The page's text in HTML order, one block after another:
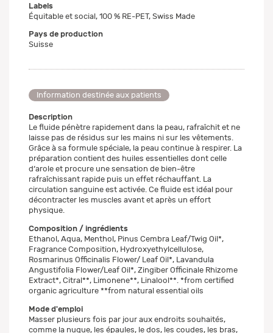
Labels
Équitable et social, 100 % RE-PET, Swiss Made
Pays de production
Suisse
Information destinée aux patients
Description
Le fluide pénètre rapidement dans la peau, rafraîchit et ne
laisse pas de résidus sur les mains ni sur les vêtements.
Grâce à sa formule spéciale, la peau continue à respirer. La
préparation contient des huiles essentielles dont celle
d‘arole et procure une sensation de bien-être
rafraîchissant rapide puis un effet réchauffant. La
circulation sanguine est activée. Ce fluide est idéal pour
décontracter les muscles avant et après un effort
physique.
Composition / ingrédients
Ethanol, Aqua, Menthol, Pinus Cembra Leaf/Twig Oil*,
Fragrance Composition, Hydroxyethylcellulose,
Rosmarinus Officinalis Flower/ Leaf Oil*, Lavandula
Angustifolia Flower/Leaf Oil*, Zingiber Officinale Rhizome
Extract*, Citral**, Limonene**, Linalool**. *from certified
organic agriculture **from natural essential oils
Mode d'emploi
Masser plusieurs fois par jour aux endroits souhaités,
comme la nuque, les épaules, le dos, les coudes, les bras,